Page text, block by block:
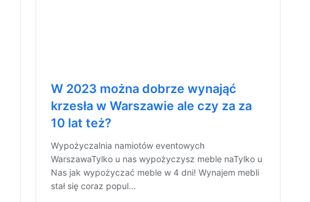
W 2023 można dobrze wynająć
krzesła w Warszawie ale czy za za
10 lat też?
Wypożyczalnia namiotów eventowych
WarszawaTylko u nas wypożyczysz meble naTylko u
Nas jak wypożyczać meble w 4 dni! Wynajem mebli
stał się coraz popul...